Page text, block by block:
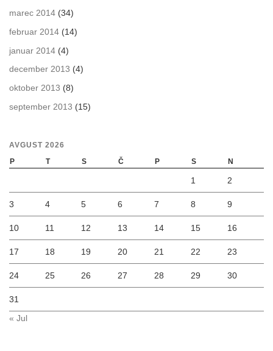
marec 2014 (34)
februar 2014 (14)
januar 2014 (4)
december 2013 (4)
oktober 2013 (8)
september 2013 (15)
AVGUST 2026
P
T S Č P S N
1 2
3 4 5 6 7 8 9
10 11 12 13 14 15 16
17 18 19 20 21 22 23
24 25 26 27 28 29 30
31
« Jul